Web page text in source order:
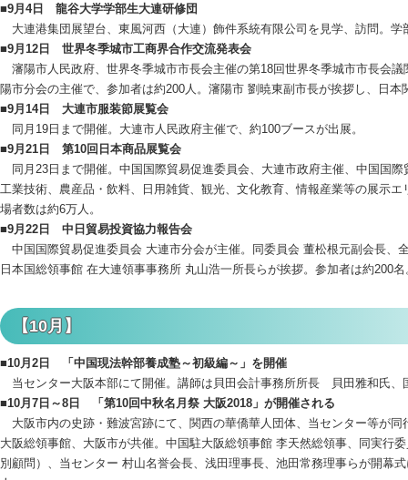
■9月4日 龍谷大学学部生大連研修団
大連港集団展望台、東風河西（大連）飾件系統有限公司を見学、訪問。学
■9月12日 世界冬季城市工商界合作交流発表会
瀋陽市人民政府、世界冬季城市市長会主催の第18回世界冬季城市市長会
陽市分会の主催で、参加者は約200人。瀋陽市 劉暁東副市長が挨拶し、日
■9月14日 大連市服装節展覧会
同月19日まで開催。大連市人民政府主催で、約100ブースが出展。
■9月21日 第10回日本商品展覧会
同月23日まで開催。中国国際貿易促進委員会、大連市政府主催、中国国
工業技術、農産品・飲料、日用雑貨、観光、文化教育、情報産業等の展示
場者数は約6万人。
■9月22日 中日貿易投資協力報告会
中国国際貿易促進委員会 大連市分会が主催。同委員会 董松根元副会長、
日本国総領事館 在大連領事事務所 丸山浩一所長らが挨拶。参加者は約200名
【10月】
■10月2日 「中国現法幹部養成塾～初級編～」を開催
当センター大阪本部にて開催。講師は貝田会計事務所所長 貝田雅和氏
■10月7日～8日 「第10回中秋名月祭 大阪2018」が開催される
大阪市内の史跡・難波宮跡にて、関西の華僑華人団体、当センター等が同
大阪総領事館、大阪市が共催。中国駐大阪総領事館 李天然総領事、同実行
別顧問）、当センター 村山名誉会長、浅田理事長、池田常務理事らが開幕